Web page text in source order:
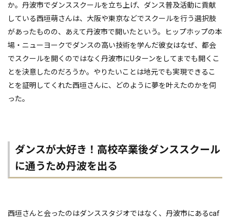
か。丹波市でダンススクールを立ち上げ、ダンス普及活動に貢献
している西垣萌さんは、大阪や東京などでスクールを行う選択肢
があったものの、あえて丹波市で開いたという。ヒップホップの本
場・ニューヨークでダンスの高い技術を学んだ彼女はなぜ、都会
でスクールを開くのではなく丹波市にUターンをしてまでも開くこ
とを決意したのだろうか。やりたいことは地元でも実現できるこ
とを証明してくれた西垣さんに、どのように夢を叶えたのかを伺
った。
ダンスが大好き！高校卒業後ダンススクール
に通うため丹波を出る
西垣さんと会ったのはダンススタジオではなく、丹波市にあるcaf